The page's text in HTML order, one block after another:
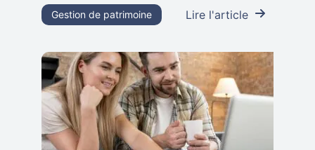
Lire l'article
Gestion de patrimoine